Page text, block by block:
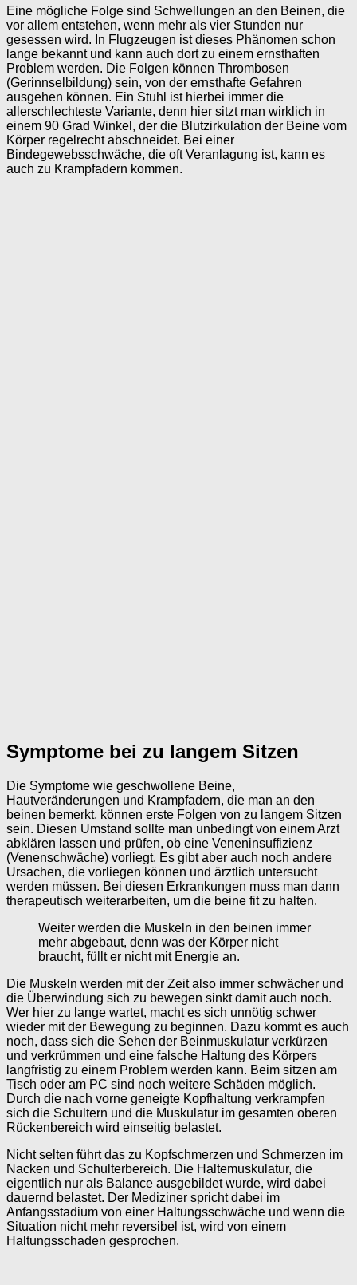
Eine mögliche Folge sind Schwellungen an den Beinen, die
vor allem entstehen, wenn mehr als vier Stunden nur
gesessen wird. In Flugzeugen ist dieses Phänomen schon
lange bekannt und kann auch dort zu einem ernsthaften
Problem werden. Die Folgen können Thrombosen
(Gerinnselbildung) sein, von der ernsthafte Gefahren
ausgehen können. Ein Stuhl ist hierbei immer die
allerschlechteste Variante, denn hier sitzt man wirklich in
einem 90 Grad Winkel, der die Blutzirkulation der Beine vom
Körper regelrecht abschneidet. Bei einer
Bindegewebsschwäche, die oft Veranlagung ist, kann es
auch zu Krampfadern kommen.
Symptome bei zu langem Sitzen
Die Symptome wie geschwollene Beine,
Hautveränderungen und Krampfadern, die man an den
beinen bemerkt, können erste Folgen von zu langem Sitzen
sein. Diesen Umstand sollte man unbedingt von einem Arzt
abklären lassen und prüfen, ob eine Veneninsuffizienz
(Venenschwäche) vorliegt. Es gibt aber auch noch andere
Ursachen, die vorliegen können und ärztlich untersucht
werden müssen. Bei diesen Erkrankungen muss man dann
therapeutisch weiterarbeiten, um die beine fit zu halten.
Weiter werden die Muskeln in den beinen immer
mehr abgebaut, denn was der Körper nicht
braucht, füllt er nicht mit Energie an.
Die Muskeln werden mit der Zeit also immer schwächer und
die Überwindung sich zu bewegen sinkt damit auch noch.
Wer hier zu lange wartet, macht es sich unnötig schwer
wieder mit der Bewegung zu beginnen. Dazu kommt es auch
noch, dass sich die Sehen der Beinmuskulatur verkürzen
und verkrümmen und eine falsche Haltung des Körpers
langfristig zu einem Problem werden kann. Beim sitzen am
Tisch oder am PC sind noch weitere Schäden möglich.
Durch die nach vorne geneigte Kopfhaltung verkrampfen
sich die Schultern und die Muskulatur im gesamten oberen
Rückenbereich wird einseitig belastet.
Nicht selten führt das zu Kopfschmerzen und Schmerzen im
Nacken und Schulterbereich. Die Haltemuskulatur, die
eigentlich nur als Balance ausgebildet wurde, wird dabei
dauernd belastet. Der Mediziner spricht dabei im
Anfangsstadium von einer Haltungsschwäche und wenn die
Situation nicht mehr reversibel ist, wird von einem
Haltungsschaden gesprochen.